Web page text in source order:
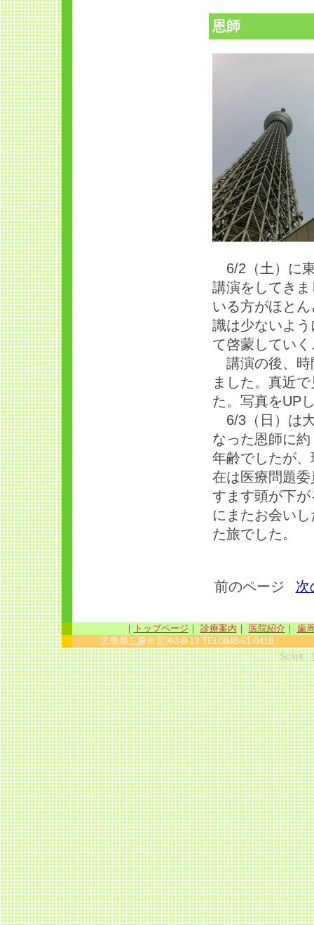
恩師
6/2（土）に
講演をしてき
いる方がほと
識は少ないよ
て啓蒙してい
講演の後、時
ました。真近
た。写真をUP
6/3（日）は
なった恩師に
年齢でしたが
在は医療問題
すます頭が下
にまたお会い
た旅でした。
前のページ 次
｜ トップページ ｜ 診療案内 ｜ 医院紹介｜
歯
広島県三原市宮沖3-8-13 TEL0848-61-0418
Script :